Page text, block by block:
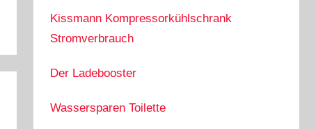
Kissmann Kompressorkühlschrank
Stromverbrauch
Der Ladebooster
Wassersparen Toilette